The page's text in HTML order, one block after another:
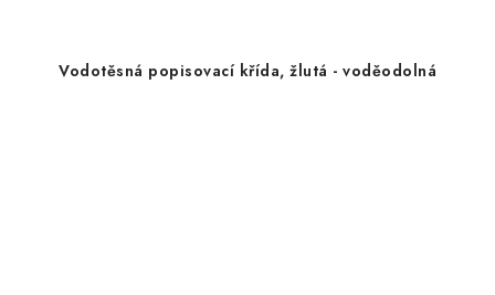
Vodotěsná popisovací křída, žlutá - voděodolná